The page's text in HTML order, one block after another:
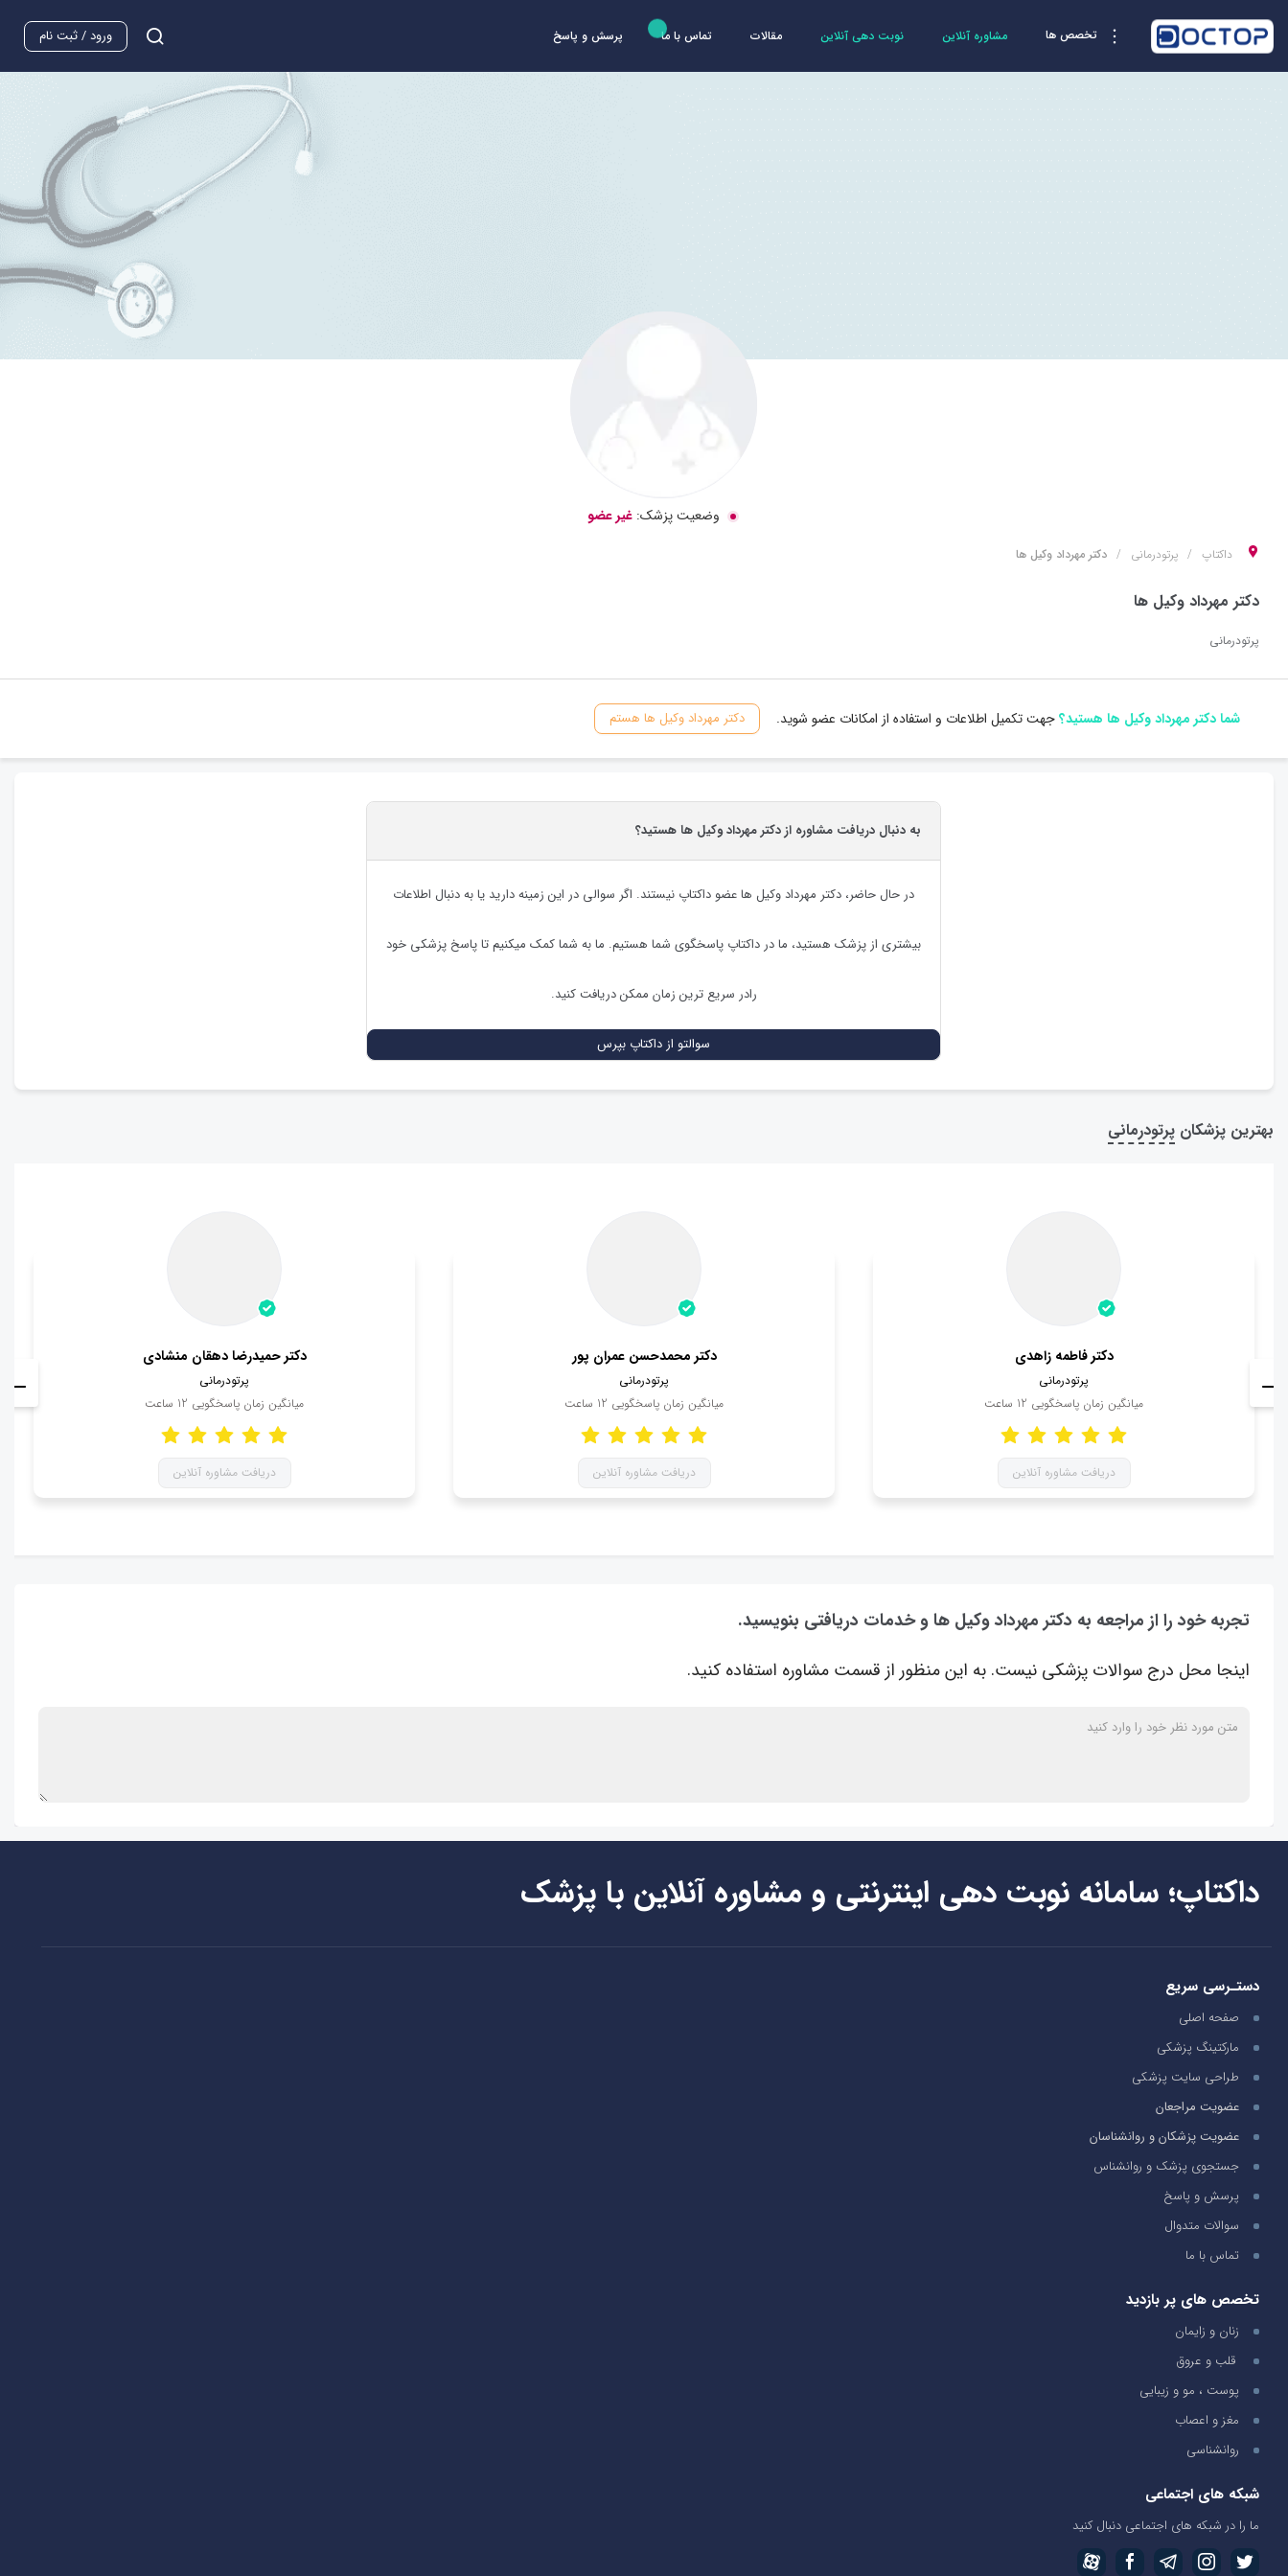
تخصص ها مشاوره آنلاین نوبت دهی آنلاین مقالات تماس با ما پرسش و پاسخ ورود / ثبت نام
وضعیت پزشک: غیر عضو
داکتاپ پرتودرمانی دکتر مهرداد وکیل ها
دکتر مهرداد وکیل ها
پرتودرمانی
شما دکتر مهرداد وکیل ها هستید؟جهت تکمیل اطلاعات و استفاده از امکانات عضو شوید. دکتر مهرداد وکیل ها هستم
به دنبال دریافت مشاوره از دکتر مهرداد وکیل ها هستید؟
در حال حاضر، دکتر مهرداد وکیل هاعضو داکتاپ نیستند. اگر سوالی در این زمینه دارید یا به دنبال اطلاعات
بیشتری از پزشک هستید، ما در داکتاپ پاسخگوی شما هستیم. ما به شما کمک میکنیم تا پاسخ پزشکی خود
رادر سریع ترین زمان ممکن دریافت کنید.
سوالتو از داکتاپ بپرس
بهترین پزشکان پرتودرمانی
دکتر حمیدرضا دهقان منشادی
پرتودرمانی
میانگین زمان پاسخگویی 12 ساعت
دریافت مشاوره آنلاین
دکتر محمدحسن عمران پور
پرتودرمانی
میانگین زمان پاسخگویی 12 ساعت
دریافت مشاوره آنلاین
دکتر فاطمه زاهدی
پرتودرمانی
میانگین زمان پاسخگویی 12 ساعت
دریافت مشاوره آنلاین
تجربه خود را از مراجعه به دکتر مهرداد وکیل ها و خدمات دریافتی بنویسید.
اینجا محل درج سوالات پزشکی نیست. به این منظور از قسمت مشاوره استفاده کنید.
داکتاپ؛ سامانه نوبت دهی اینترنتی و مشاوره آنلاین با پزشک
دستـرسی سریع
صفحه اصلی
مارکتینگ پزشکی
طراحی سایت پزشکی
عضویت مراجعان
عضویت پزشکان و روانشناسان
جستجوی پزشک و روانشناس
پرسش و پاسخ
سوالات متدوال
تماس با ما
تخصص های پر بازدید
زنان و زایمان
قلب و عروق
پوست ، مو و زیبایی
مغز و اعصاب
روانشناسی
شبکه های اجتماعی
ما را در شبکه های اجتماعی دنبال کنید